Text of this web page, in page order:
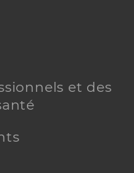
et des